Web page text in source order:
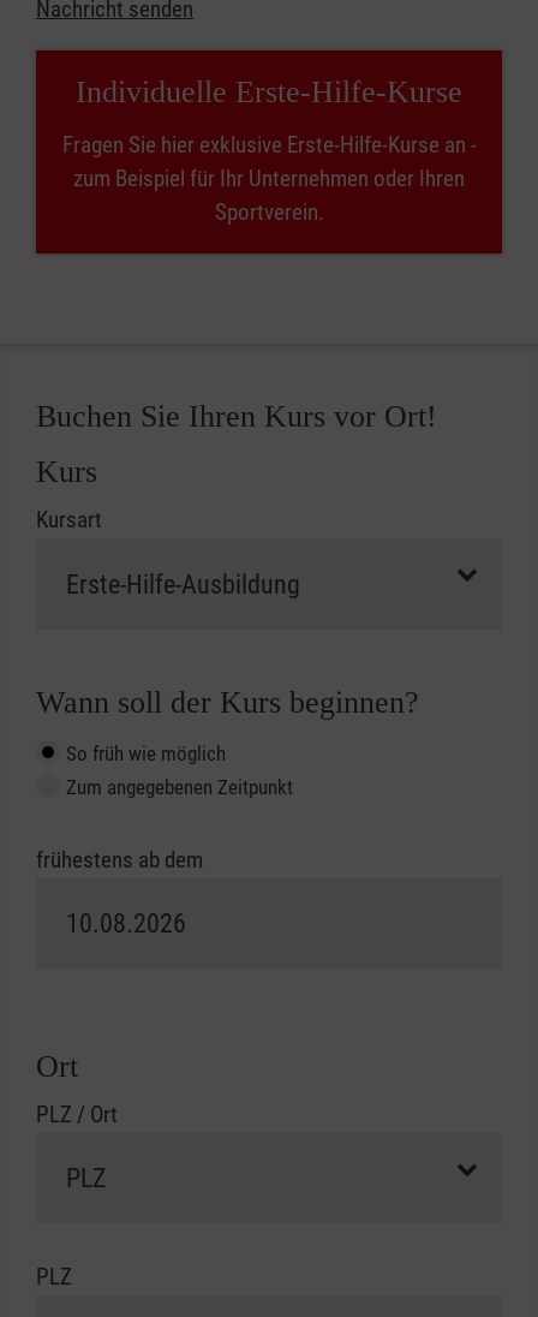
Nachricht senden
Individuelle Erste-Hilfe-Kurse
Fragen Sie hier exklusive Erste-Hilfe-Kurse an -
zum Beispiel für Ihr Unternehmen oder Ihren
Sportverein.
Buchen Sie Ihren Kurs vor Ort!
Kurs
Kursart
Wann soll der Kurs beginnen?
So früh wie möglich
Zum angegebenen Zeitpunkt
frühestens ab dem
Ort
PLZ / Ort
PLZ